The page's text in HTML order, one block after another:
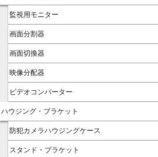
監視用モニター
画面分割器
画面切換器
映像分配器
ビデオコンバーター
ハウジング・ブラケット
防犯カメラハウジングケース
スタンド・ブラケット